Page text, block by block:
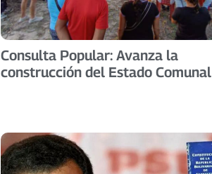
Consulta Popular: Avanza la
construcción del Estado Comunal